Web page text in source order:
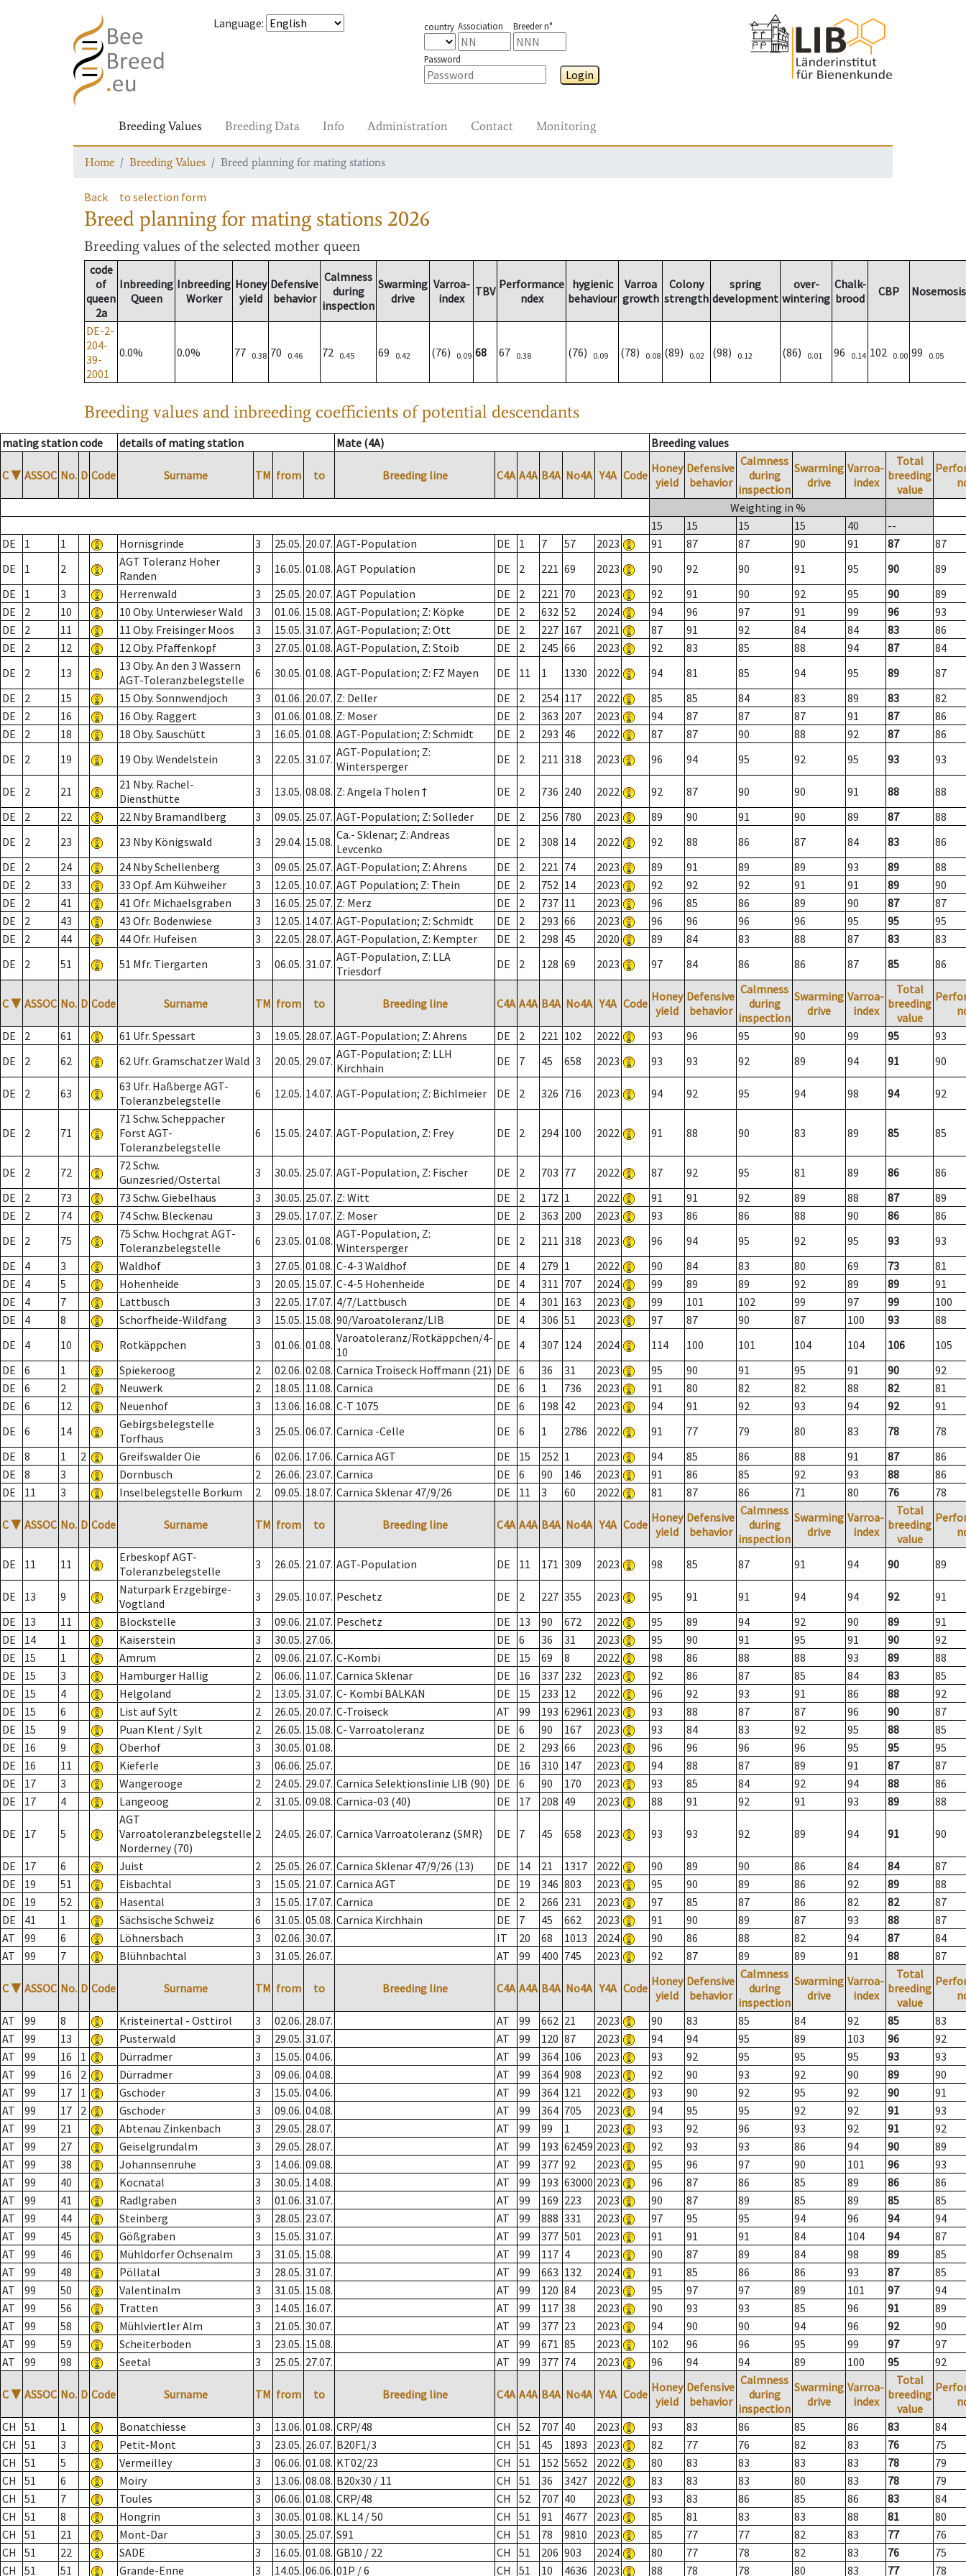
Language: country Association Breeder n°
Password
Login
Breeding Values Breeding Data Info Administration Contact Monitoring
Home Breeding Values Breed planning for mating stations
Back to selection form
Breed planning for mating stations 2026
Breeding values of the selected mother queen
code
of
queen
2a
Inbreeding
Queen
Inbreeding
Worker
Honey
yield
Defensive
behavior
Calmness
during
inspection
Swarming
drive
Varroa-
index
TBV Performance
ndex
hygienic
behaviour
Varroa
growth
Colony
strength
spring
development
over-
wintering
Chalk-
brood
CBP Nosemosis
DE-2-
204-
39-
2001
0.0% 0.0% 77 0.38 70 0.46 72 0.45 69 0.42 (76) 0.09 68 67 0.38 (76) 0.09 (78) 0.08 (89) 0.02 (98) 0.12 (86) 0.01 96 0.14 102 0.00 99 0.05
Breeding values and inbreeding coefficients of potential descendants
mating station code details of mating station Mate (4A) Breeding values
C ▼ ASSOC No. D Code Surname TM from to Breeding line C4A A4A B4A No4A Y4A Code Honey
yield
Defensive
behavior
Calmness
during
inspection
Swarming
drive
Varroa-
index
Total
breeding
value
Weighting in %
15
15 15 15 40
--
DE
1 1 Hornisgrinde 3 25.05. 20.07. AGT-Population DE 1 7 57 2023 91 87 87 90 91 87
87
DE
1 2
AGT Toleranz Hoher
Randen
3 16.05. 01.08. AGT Population DE 2 221 69 2023 90 92 90 91 95 90
89
DE
1 3 Herrenwald 3 25.05. 20.07. AGT Population DE 2 221 70 2023 92 91 90 92 95 90
89
DE
2 10 10 Oby. Unterwieser Wald 3 01.06. 15.08. AGT-Population; Z: Köpke DE 2 632 52 2024 94 96 97 91 99 96
93
DE
2 11 11 Oby. Freisinger Moos 3 15.05. 31.07. AGT-Population; Z: Ott DE 2 227 167 2021 87 91 92 84 84 83
86
DE
2 12 12 Oby. Pfaffenkopf 3 27.05. 01.08. AGT-Population, Z: Stoib DE 2 245 66 2023 92 83 85 88 94 87
84
DE
2 13
13 Oby. An den 3 Wassern
AGT-Toleranzbelegstelle
6 30.05. 01.08. AGT-Population; Z: FZ Mayen DE 11 1 1330 2022 94 81 85 94 95 89
87
DE
2 15 15 Oby. Sonnwendjoch 3 01.06. 20.07. Z: Deller DE 2 254 117 2022 85 85 84 83 89 83
82
DE
2 16 16 Oby. Raggert 3 01.06. 01.08. Z: Moser DE 2 363 207 2023 94 87 87 87 91 87
86
DE
2 18 18 Oby. Sauschütt 3 16.05. 01.08. AGT-Population; Z: Schmidt DE 2 293 46 2022 87 87 90 88 92 87
86
DE
2 19 19 Oby. Wendelstein 3 22.05. 31.07. AGT-Population; Z:
Wintersperger
DE 2 211 318 2023 96 94 95 92 95 93 93
DE 2 21
21 Nby. Rachel-
Diensthütte
3 13.05. 08.08. Z: Angela Tholen † DE 2 736 240 2022 92 87 90 90 91 88
88
DE
2 22 22 Nby Bramandlberg 3 09.05. 25.07. AGT-Population; Z: Solleder DE 2 256 780 2023 89 90 91 90 89 87
88
DE
2 23 23 Nby Königswald 3 29.04. 15.08. Ca.- Sklenar; Z: Andreas
Levcenko
DE 2 308 14 2022 92 88 86 87 84 83
86
DE
2 24 24 Nby Schellenberg 3 09.05. 25.07. AGT-Population; Z: Ahrens DE 2 221 74 2023 89 91 89 89 93 89
88
DE
2 33 33 Opf. Am Kühweiher 3 12.05. 10.07. AGT Population; Z: Thein DE 2 752 14 2023 92 92 92 91 91 89
90
DE
2 41 41 Ofr. Michaelsgraben 3 16.05. 25.07. Z: Merz DE 2 737 11 2023 96 85 86 89 90 87
87
DE
2 43 43 Ofr. Bodenwiese 3 12.05. 14.07. AGT-Population; Z: Schmidt DE 2 293 66 2023 96 96 96 96 95 95
95
DE
2 44 44 Ofr. Hufeisen 3 22.05. 28.07. AGT-Population, Z: Kempter DE 2 298 45 2020 89 84 83 88 87 83
83
DE
2 51 51 Mfr. Tiergarten 3 06.05. 31.07. AGT-Population, Z: LLA
Triesdorf
DE 2 128 69 2023 97 84 86 86 87 85 86
C ▼ ASSOC No. D Code Surname TM from to Breeding line C4A A4A B4A No4A Y4A Code Honey
yield
Defensive
behavior
Calmness
during
inspection
Swarming
drive
Varroa-
index
Total
breeding
value
DE
2 61 61 Ufr. Spessart 3 19.05. 28.07. AGT-Population; Z: Ahrens DE 2 221 102 2022 93 96 95 90 99 95
93
DE
2 62 62 Ufr. Gramschatzer Wald 3 20.05. 29.07. AGT-Population; Z: LLH
Kirchhain
DE 7 45 658 2023 93 93 92 89 94 91 90
DE 2 63
63 Ufr. Haßberge AGT-
Toleranzbelegstelle
6 12.05. 14.07. AGT-Population; Z: Bichlmeier DE 2 326 716 2023 94 92 95 94 98 94 92
DE 2 71
71 Schw. Scheppacher
Forst AGT-
Toleranzbelegstelle
6 15.05. 24.07. AGT-Population, Z: Frey DE 2 294 100 2022 91 88 90 83 89 85 85
DE 2 72
72 Schw.
Gunzesried/Ostertal
3 30.05. 25.07. AGT-Population, Z: Fischer DE 2 703 77 2022 87 92 95 81 89 86
86
DE
2 73 73 Schw. Giebelhaus 3 30.05. 25.07. Z: Witt DE 2 172 1 2022 91 91 92 89 88 87
89
DE
2 74 74 Schw. Bleckenau 3 29.05. 17.07. Z: Moser DE 2 363 200 2023 93 86 86 88 90 86
86
DE
2 75
75 Schw. Hochgrat AGT-
Toleranzbelegstelle
6 23.05. 01.08. AGT-Population, Z:
Wintersperger
DE 2 211 318 2023 96 94 95 92 95 93
93
DE
4 3 Waldhof 3 27.05. 01.08. C-4-3 Waldhof DE 4 279 1 2022 90 84 83 80 69 73
81
DE
4 5 Hohenheide 3 20.05. 15.07. C-4-5 Hohenheide DE 4 311 707 2024 99 89 89 92 89 89
91
DE
4 7 Lattbusch 3 22.05. 17.07. 4/7/Lattbusch DE 4 301 163 2023 99 101 102 99 97 99
100
DE
4 8 Schorfheide-Wildfang 3 15.05. 15.08. 90/Varoatoleranz/LIB DE 4 306 51 2023 97 87 90 87 100 93
88
DE
4 10 Rotkäppchen 3 01.06. 01.08. Varoatoleranz/Rotkäppchen/4-
10
DE 4 307 124 2024 114 100 101 104 104 106
105
DE
6 1 Spiekeroog 2 02.06. 02.08. Carnica Troiseck Hoffmann (21) DE 6 36 31 2023 95 90 91 95 91 90
92
DE
6 2 Neuwerk 2 18.05. 11.08. Carnica DE 6 1 736 2023 91 80 82 82 88 82
81
DE
6 12 Neuenhof 3 13.06. 16.08. C-T 1075 DE 6 198 42 2023 94 91 92 93 94 92
91
DE
6 14
Gebirgsbelegstelle
Torfhaus
3 25.05. 06.07. Carnica -Celle DE 6 1 2786 2022 91 77 79 80 83 78
78
DE
8 1 2 Greifswalder Oie 6 02.06. 17.06. Carnica AGT DE 15 252 1 2023 94 85 86 88 91 87
86
DE
8 3 Dornbusch 2 26.06. 23.07. Carnica DE 6 90 146 2023 91 86 85 92 93 88
86
DE
11 3 Inselbelegstelle Borkum 2 09.05. 18.07. Carnica Sklenar 47/9/26 DE 11 3 60 2022 81 87 86 71 80 76 78
C ▼ ASSOC No. D Code Surname TM from to Breeding line C4A A4A B4A No4A Y4A Code Honey
yield
Defensive
behavior
Calmness
during
inspection
Swarming
drive
Varroa-
index
Total
breeding
value
DE 11 11
Erbeskopf AGT-
Toleranzbelegstelle
3 26.05. 21.07. AGT-Population DE 11 171 309 2023 98 85 87 91 94 90 89
DE 13 9
Naturpark Erzgebirge-
Vogtland
3 29.05. 10.07. Peschetz DE 2 227 355 2023 95 91 91 94 94 92
91
DE
13 11 Blockstelle 3 09.06. 21.07. Peschetz DE 13 90 672 2022 95 89 94 92 90 89
91
DE
14 1 Kaiserstein 3 30.05. 27.06. DE 6 36 31 2023 95 90 91 95 91 90
92
DE
15 1 Amrum 2 09.06. 21.07. C-Kombi DE 15 69 8 2022 98 86 88 88 93 89
88
DE
15 3 Hamburger Hallig 2 06.06. 11.07. Carnica Sklenar DE 16 337 232 2023 92 86 87 85 84 83
85
DE
15 4 Helgoland 2 13.05. 31.07. C- Kombi BALKAN DE 15 233 12 2022 96 92 93 91 86 88
92
DE
15 6 List auf Sylt 2 26.05. 20.07. C-Troiseck AT 99 193 62961 2023 93 88 87 87 96 90
87
DE
15 9 Puan Klent / Sylt 2 26.05. 15.08. C- Varroatoleranz DE 6 90 167 2023 93 84 83 92 95 88
85
DE
16 9 Oberhof 3 30.05. 01.08. DE 2 293 66 2023 96 96 96 96 95 95
95
DE
16 11 Kieferle 3 06.06. 25.07. DE 16 310 147 2023 94 88 87 89 91 87
87
DE
17 3 Wangerooge 2 24.05. 29.07. Carnica Selektionslinie LIB (90) DE 6 90 170 2023 93 85 84 92 94 88
86
DE
17 4 Langeoog 2 31.05. 09.08. Carnica-03 (40) DE 17 208 49 2023 88 91 92 91 93 89 88
DE 17 5
AGT
Varroatoleranzbelegstelle
Norderney (70)
2 24.05. 26.07. Carnica Varroatoleranz (SMR) DE 7 45 658 2023 93 93 92 89 94 91 90
DE 17 6 Juist 2 25.05. 26.07. Carnica Sklenar 47/9/26 (13) DE 14 21 1317 2022 90 89 90 86 84 84
87
DE
19 51 Eisbachtal 3 15.05. 21.07. Carnica AGT DE 19 346 803 2023 95 90 89 86 92 89
88
DE
19 52 Hasental 3 15.05. 17.07. Carnica DE 2 266 231 2023 97 85 87 86 82 82
87
DE
41 1 Sächsische Schweiz 6 31.05. 05.08. Carnica Kirchhain DE 7 45 662 2023 91 90 89 87 93 88
87
AT
99 6 Löhnersbach 3 02.06. 30.07. IT 20 68 1013 2024 90 86 88 82 94 87
84
AT
99 7 Blühnbachtal 3 31.05. 26.07. AT 99 400 745 2023 92 87 89 89 91 88 87
C ▼ ASSOC No. D Code Surname TM from to Breeding line C4A A4A B4A No4A Y4A Code Honey
yield
Defensive
behavior
Calmness
during
inspection
Swarming
drive
Varroa-
index
Total
breeding
value
AT
99 8 Kristeinertal - Osttirol 3 02.06. 28.07. AT 99 662 21 2023 90 83 85 84 92 85
83
AT
99 13 Pusterwald 3 29.05. 31.07. AT 99 120 87 2023 94 94 95 89 103 96
92
AT
99 16 1 Dürradmer 3 15.05. 04.06. AT 99 364 106 2023 93 92 95 95 95 93
93
AT
99 16 2 Dürradmer 3 09.06. 04.08. AT 99 364 908 2023 92 90 93 92 90 89
90
AT
99 17 1 Gschöder 3 15.05. 04.06. AT 99 364 121 2022 93 90 92 95 92 90
91
AT
99 17 2 Gschöder 3 09.06. 04.08. AT 99 364 705 2023 94 95 95 92 92 91
93
AT
99 21 Abtenau Zinkenbach 3 29.05. 28.07. AT 99 99 1 2023 93 92 96 93 92 91
92
AT
99 27 Geiselgrundalm 3 29.05. 28.07. AT 99 193 62459 2023 92 93 93 86 94 90
89
AT
99 38 Johannsenruhe 3 14.06. 09.08. AT 99 377 92 2023 95 96 97 90 101 96
93
AT
99 40 Kocnatal 3 30.05. 14.08. AT 99 193 63000 2023 96 87 86 85 89 86
86
AT
99 41 Radlgraben 3 01.06. 31.07. AT 99 169 223 2023 90 87 89 85 89 85
85
AT
99 44 Steinberg 3 28.05. 23.07. AT 99 888 331 2023 97 95 95 94 96 94
94
AT
99 45 Gößgraben 3 15.05. 31.07. AT 99 377 501 2023 91 91 91 84 104 94
87
AT
99 46 Mühldorfer Ochsenalm 3 31.05. 15.08. AT 99 117 4 2023 90 87 89 84 98 89
85
AT
99 48 Pöllatal 3 28.05. 31.07. AT 99 663 132 2024 91 85 86 86 93 87
85
AT
99 50 Valentinalm 3 31.05. 15.08. AT 99 120 84 2023 95 97 97 89 101 97
94
AT
99 56 Tratten 3 14.05. 16.07. AT 99 117 38 2023 90 93 93 85 96 91
89
AT
99 58 Mühlviertler Alm 3 21.05. 30.07. AT 99 377 23 2023 94 90 90 94 96 92
90
AT
99 59 Scheiterboden 3 23.05. 15.08. AT 99 671 85 2023 102 96 96 95 99 97
97
AT
99 98 Seetal 3 25.05. 27.07. AT 99 377 74 2023 96 94 94 89 100 95 92
C ▼ ASSOC No. D Code Surname TM from to Breeding line C4A A4A B4A No4A Y4A Code Honey
yield
Defensive
behavior
Calmness
during
inspection
Swarming
drive
Varroa-
index
Total
breeding
value
CH
51 1 Bonatchiesse 3 13.06. 01.08. CRP/48 CH 52 707 40 2023 93 83 86 85 86 83
84
CH
51 3 Petit-Mont 3 23.05. 26.07. B20F1/3 CH 51 45 1893 2023 82 77 76 82 83 76
75
CH
51 5 Vermeilley 3 06.06. 01.08. KT02/23 CH 51 152 5652 2022 80 83 83 83 83 78
79
CH
51 6 Moiry 3 13.06. 08.08. B20x30 / 11 CH 51 36 3427 2022 83 83 83 80 83 78
79
CH
51 7 Toules 3 06.06. 01.08. CRP/48 CH 52 707 40 2023 93 83 86 85 86 83
84
CH
51 8 Hongrin 3 30.05. 01.08. KL 14 / 50 CH 51 91 4677 2023 85 81 83 83 88 81
80
CH
51 21 Mont-Dar 3 30.05. 25.07. S91 CH 51 78 9810 2023 85 77 77 82 83 77
76
CH
51 22 SADE 3 16.05. 01.08. GB10 / 22 CH 51 206 903 2024 80 77 78 82 83 76
75
CH
51 51 Grande-Enne 3 14.05. 06.06. 01P / 6 CH 51 10 4636 2023 88 78 78 80 83 77 78